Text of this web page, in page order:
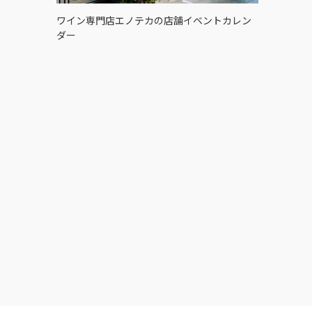
ワイン専門店エノテカの店舗イベントカレン
ダー